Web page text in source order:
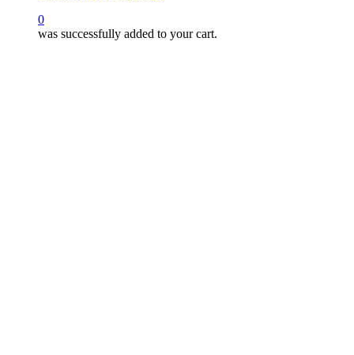
search
0
was successfully added to your cart.